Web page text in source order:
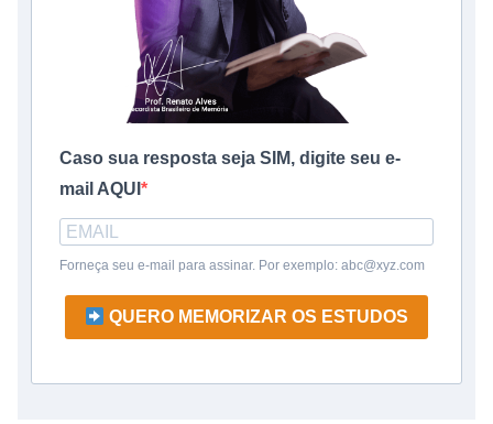
Caso sua resposta seja SIM, digite seu e-
mail AQUI
Forneça seu e-mail para assinar. Por exemplo: abc@xyz.com
QUERO MEMORIZAR OS ESTUDOS